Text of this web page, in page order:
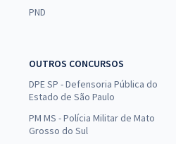
PND
OUTROS CONCURSOS
DPE SP - Defensoria Pública do
Estado de São Paulo
PM MS - Polícia Militar de Mato
Grosso do Sul